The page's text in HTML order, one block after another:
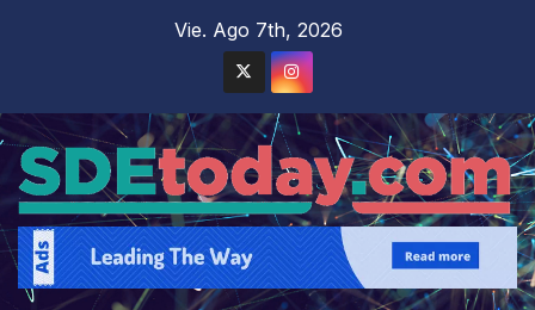
Vie. Ago 7th, 2026